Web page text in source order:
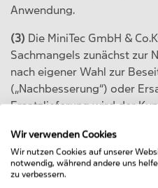
Anwendung.
(3) Die MiniTec GmbH &
Sachmangels zunächst zur
nach eigener Wahl zur
(„Nachbesserung“) oder
Ersatzlieferung wird der
neuen Stand der Software
führt zu unzumutbaren
Rechtsmängeln wird die
Kunden nach eigener Wahl
Wir verwenden Cookies
Wir nutzen Cookies auf unserer
notwendig, während andere uns
zu verbessern.